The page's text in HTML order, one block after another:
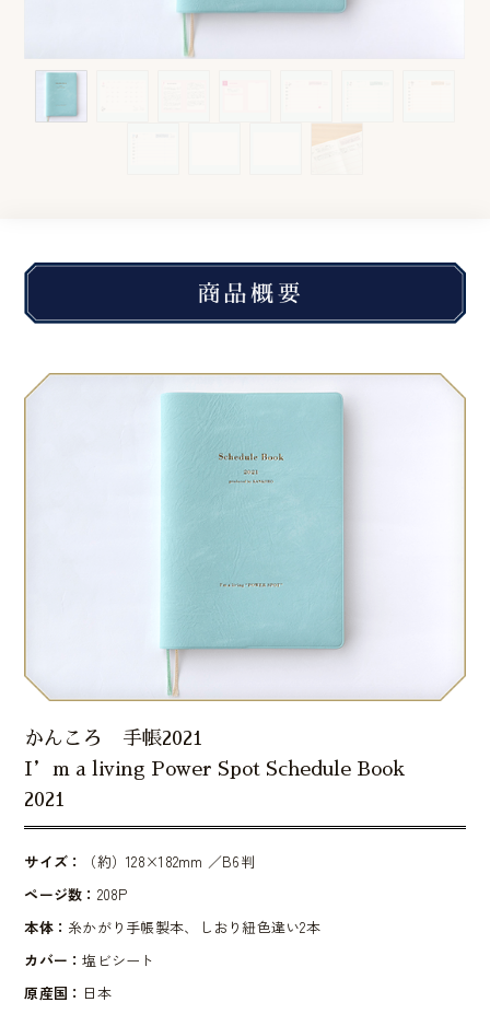
かんころ 手帳2021
I’m a living Power Spot Schedule Book
2021
サイズ：
（約）128×182mm ／B6判
ページ数： 208P
本体： 糸かがり手帳製本、しおり紐色違い2本
カバー：塩ビシート
原産国： 日本